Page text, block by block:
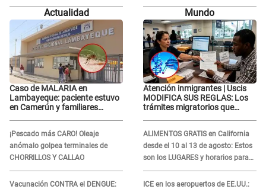
necesitar tu prueba de ADN
RECONCILIACIÓN con Marcelo
Tinelli en TV argentina
Actualidad
Caso de MALARIA en
Lambayeque: paciente estuvo
en Camerún y familiares
¡Pescado más CARO! Oleaje
anómalo golpea terminales de
CHORRILLOS Y CALLAO
Vacunación CONTRA el DENGUE:
Mundo
Atención inmigrantes | Uscis
MODIFICA SUS REGLAS: Los
trámites migratorios que
ALIMENTOS GRATIS en California
desde el 10 al 13 de agosto: Estos
son los LUGARES y horarios para
recibir la ayuda
ICE en los aeropuertos de EE.UU.: